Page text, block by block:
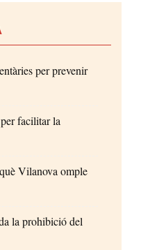
per prevenir
facilitar la
Vilanova omple
la prohibició del